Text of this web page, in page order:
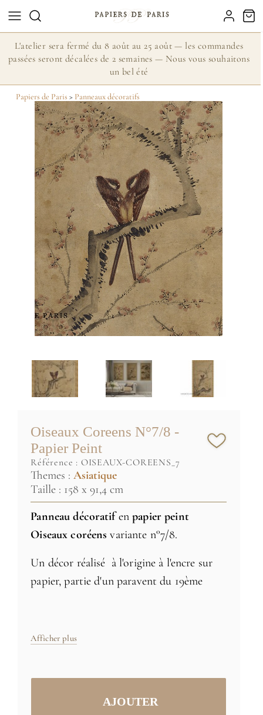
L'atelier sera fermé du 8 août au 25 août — les commandes
passées seront décalées de 2 semaines — Nous vous souhaitons
un bel été
Papiers de Paris > Panneaux décoratifs
Oiseaux Coreens N°7/8 -
Papier Peint
référence : OISEAUX-COREENS_7
Themes :Asiatique
Taille : 158 x 91,4 cm
Panneau décoratifenpapier peint
Oiseaux coréens variante n°7/8.
Un décor réalisé à l'origine à l'encre sur
papier, partie d'un paravent du 19ème
apaisant à tout intérieur.
Afficher plus